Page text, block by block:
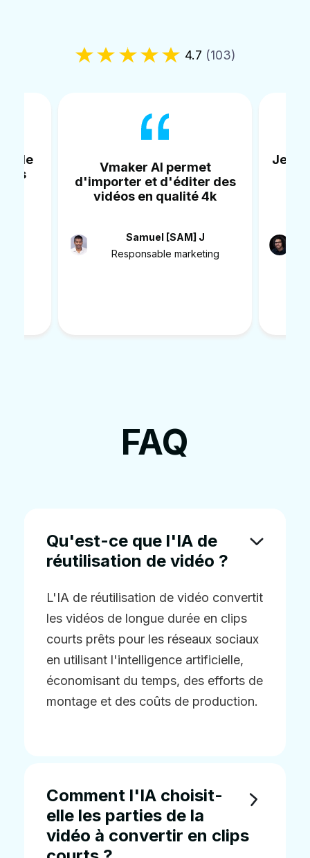
4.7 (103)
des
Je l'utilise pour enregistrer
une vidéo, l'éditer, la
redimensionner puis
l'importer sur YouTube
Belal I
Directeur marketing
FAQ
Qu'est-ce que l'IA de
réutilisation de vidéo ?
L'IA de réutilisation de vidéo convertit
les vidéos de longue durée en clips
courts prêts pour les réseaux sociaux
en utilisant l'intelligence artificielle,
économisant du temps, des efforts de
montage et des coûts de production.
Comment l'IA choisit-
elle les parties de la
vidéo à convertir en clips